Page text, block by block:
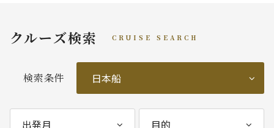
クルーズ検索 CRUISE SEARCH
検索条件